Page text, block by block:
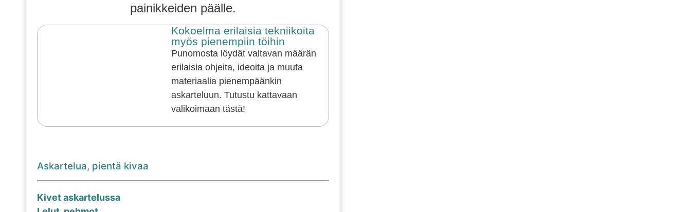
painikkeiden päälle.
Kokoelma erilaisia tekniikoita
myös pienempiin töihin
Punomosta löydät valtavan määrän
erilaisia ohjeita, ideoita ja muuta
materiaalia pienempäänkin
askarteluun. Tutustu kattavaan
valikoimaan tästä!
Askartelua, pientä kivaa
Kivet askartelussa